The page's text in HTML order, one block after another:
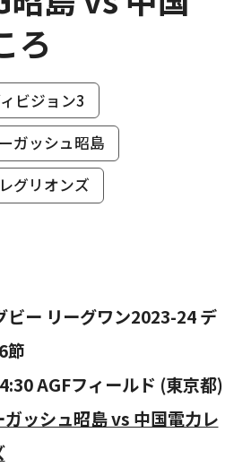
ろ
ビジョン3
ガッシュ昭島
グリオンズ
ー リーグワン2023-24 デ
節
AGFフィールド (東京都)
ッシュ昭島 vs 中国電力レ